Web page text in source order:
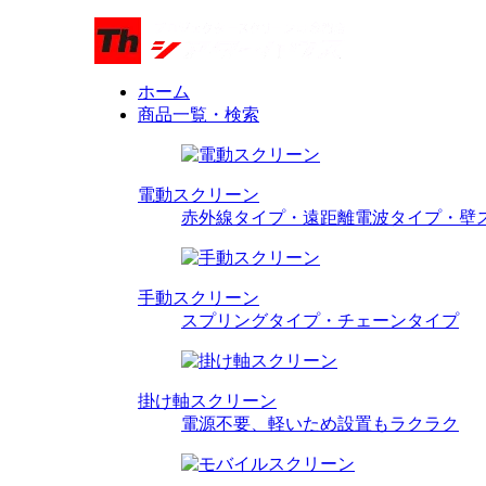
ホーム
商品一覧・検索
電動スクリーン
赤外線タイプ・遠距離電波タイプ・壁
手動スクリーン
スプリングタイプ・チェーンタイプ
掛け軸スクリーン
電源不要、軽いため設置もラクラク